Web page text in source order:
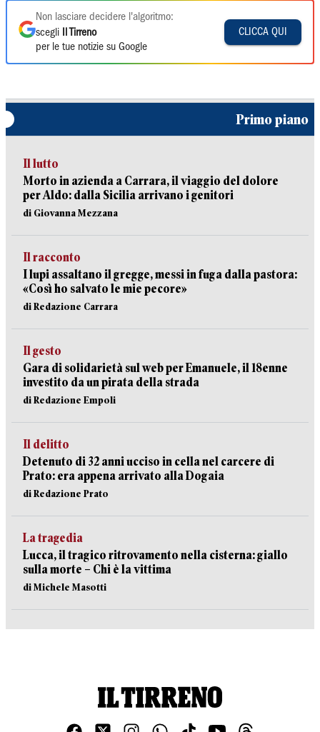
Non lasciare decidere l'algoritmo:
scegli
Il Tirreno
per le tue notizie su Google
CLICCA QUI
Primo piano
Il lutto
Morto in azienda a Carrara, il viaggio del dolore
per Aldo: dalla Sicilia arrivano i genitori
di Giovanna Mezzana
Il racconto
I lupi assaltano il gregge, messi in fuga dalla pastora:
«Così ho salvato le mie pecore»
di Redazione Carrara
Il gesto
Gara di solidarietà sul web per Emanuele, il 18enne
investito da un pirata della strada
di Redazione Empoli
Il delitto
Detenuto di 32 anni ucciso in cella nel carcere di
Prato: era appena arrivato alla Dogaia
di Redazione Prato
La tragedia
Lucca, il tragico ritrovamento nella cisterna: giallo
sulla morte – Chi è la vittima
di Michele Masotti